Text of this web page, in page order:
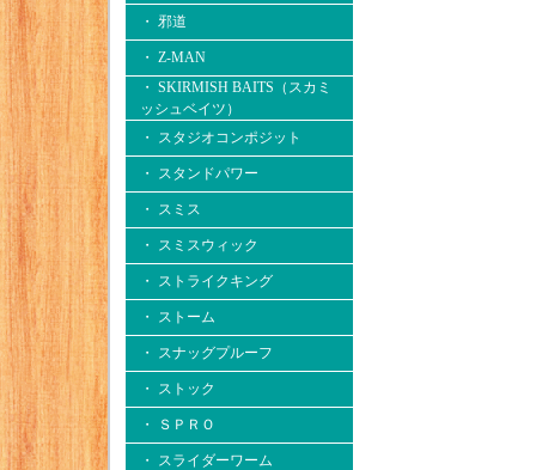
・ 邪道
・ Z-MAN
・ SKIRMISH BAITS（スカミ
ッシュベイツ）
・ スタジオコンポジット
・ スタンドパワー
・ スミス
・ スミスウィック
・ ストライクキング
・ ストーム
・ スナッグプルーフ
・ ストック
・ ＳＰＲＯ
・ スライダーワーム